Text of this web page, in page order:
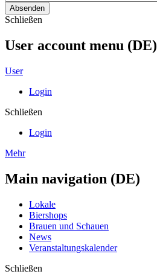
Absenden
Schließen
User account menu (DE)
User
Login
Schließen
Login
Mehr
Main navigation (DE)
Lokale
Biershops
Brauen und Schauen
News
Veranstaltungskalender
Schließen